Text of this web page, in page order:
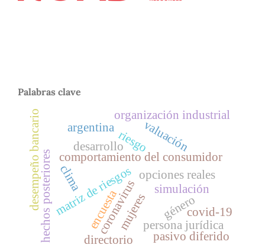
Palabras clave
comportamiento del consumidor
hechos posteriores coronavirus
valuación
riesgo
simulación
opciones reales
desempeño bancario matriz de riesgos
organización industrial
género
mujerespersona jurídica
pasivo diferido
directorio
encuesta
clima
desarrollo
argentina
covid-19